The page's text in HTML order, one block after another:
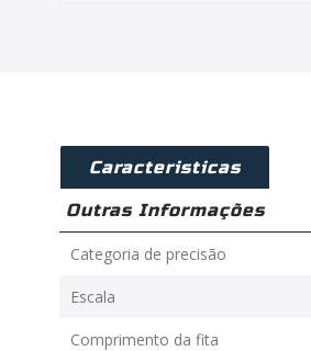
Caracteristicas
Outras Informações
Categoria de precisão
Escala
Comprimento da fita